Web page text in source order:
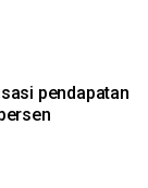
pendapatan